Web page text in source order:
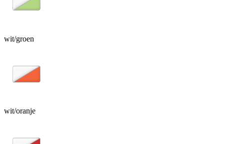
wit/groen
wit/oranje